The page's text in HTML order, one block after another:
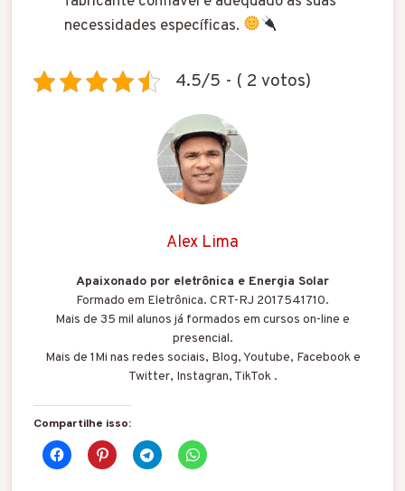
necessidades específicas.
4.5/5 - ( 2 votos)
Alex Lima
Apaixonado por eletrônica e Energia Solar
Formado em Eletrônica. CRT-RJ 2017541710.
Mais de 35 mil alunos já formados em cursos on-line e
presencial.
Mais de 1Mi nas redes sociais, Blog, Youtube, Facebook e
Twitter, Instagran, TikTok .
Compartilhe isso: